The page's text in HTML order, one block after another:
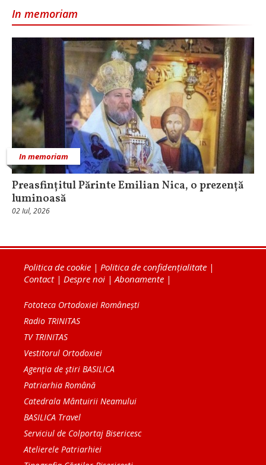
In memoriam
In memoriam
Preasfințitul Părinte Emilian Nica, o prezență
luminoasă
02 Iul, 2026
Politica de cookie | Politica de confidențialitate |
Contact| Despre noi |Abonamente |
Fototeca Ortodoxiei Românești
Radio TRINITAS
TV TRINITAS
Vestitorul Ortodoxiei
Agenţia de ştiri BASILICA
Patriarhia Română
Catedrala Mântuirii Neamului
BASILICA Travel
Serviciul de Colportaj Bisericesc
Atelierele Patriarhiei